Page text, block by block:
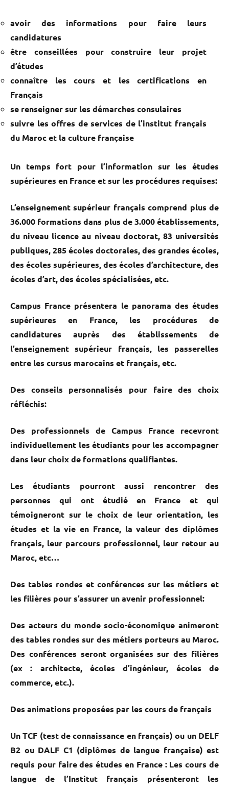
avoir des informations pour faire leurs
candidatures
être conseillées pour construire leur projet
d’études
connaître les cours et les certifications en
Français
se renseigner sur les démarches consulaires
suivre les offres de services de l’institut français
du Maroc et la culture française
Un temps fort pour l’information sur les études
supérieures en France et sur les procédures requises:
L’enseignement supérieur français comprend plus de
36.000 formations dans plus de 3.000 établissements,
du niveau licence au niveau doctorat, 83 universités
publiques, 285 écoles doctorales, des grandes écoles,
des écoles supérieures, des écoles d’architecture, des
écoles d’art, des écoles spécialisées, etc.
Campus France présentera le panorama des études
supérieures en France, les procédures de
candidatures auprès des établissements de
l’enseignement supérieur français, les passerelles
entre les cursus marocains et français, etc.
Des conseils personnalisés pour faire des choix
réfléchis:
Des professionnels de Campus France recevront
individuellement les étudiants pour les accompagner
dans leur choix de formations qualifiantes.
Les étudiants pourront aussi rencontrer des
personnes qui ont étudié en France et qui
témoigneront sur le choix de leur orientation, les
études et la vie en France, la valeur des diplômes
français, leur parcours professionnel, leur retour au
Maroc, etc…
Des tables rondes et conférences sur les métiers et
les filières pour s’assurer un avenir professionnel:
Des acteurs du monde socio-économique animeront
des tables rondes sur des métiers porteurs au Maroc.
Des conférences seront organisées sur des filières
(ex : architecte, écoles d’ingénieur, écoles de
commerce, etc.).
Des animations proposées par les cours de français
Un TCF (test de connaissance en français) ou un DELF
B2 ou DALF C1 (diplômes de langue française) est
requis pour faire des études en France : Les cours de
langue de l’Institut français présenteront les